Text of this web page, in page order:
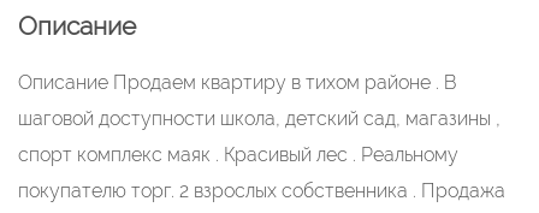
Описание
Описание Продаем квартиру в тихом районе . В
шаговой доступности школа, детский сад, магазины ,
спорт комплекс маяк . Красивый лес . Реальному
покупателю торг. 2 взрослых собственника . Продажа